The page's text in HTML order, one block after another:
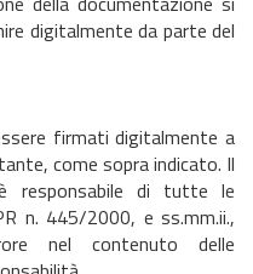
digitalmente da parte del
firmati digitalmente a
come sopra indicato. Il
responsabile di tutte le
n. 445/2000, e ss.mm.ii.,
nel contenuto delle